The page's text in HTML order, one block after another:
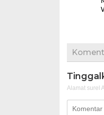
Alamat surel